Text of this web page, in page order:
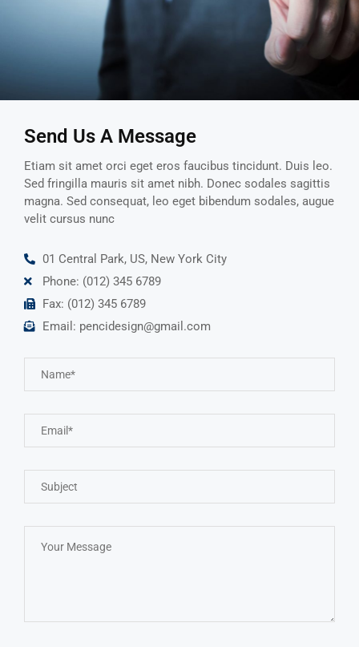
Send Us A Message
Etiam sit amet orci eget eros faucibus tincidunt. Duis leo.
Sed fringilla mauris sit amet nibh. Donec sodales sagittis
magna. Sed consequat, leo eget bibendum sodales, augue
velit cursus nunc
01 Central Park, US, New York City
Phone: (012) 345 6789
Fax: (012) 345 6789
Email: pencidesign@gmail.com